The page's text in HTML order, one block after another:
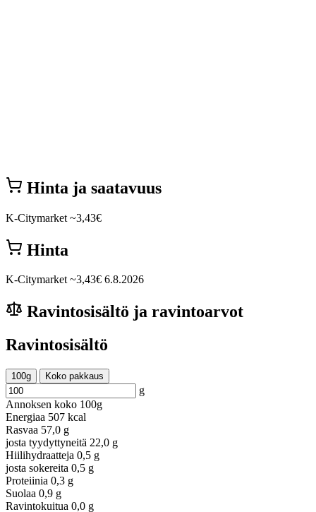
Hinta ja saatavuus
K-Citymarket ~3,43€
Hinta
K-Citymarket ~3,43€ 6.8.2026
Ravintosisältö ja ravintoarvot
Ravintosisältö
100g Koko pakkaus
g
Annoksen koko 100g
Energiaa 507 kcal
Rasvaa 57,0 g
josta tyydyttyneitä 22,0 g
Hiilihydraatteja 0,5 g
josta sokereita 0,5 g
Proteiinia 0,3 g
Suolaa 0,9 g
Ravintokuitua 0,0 g